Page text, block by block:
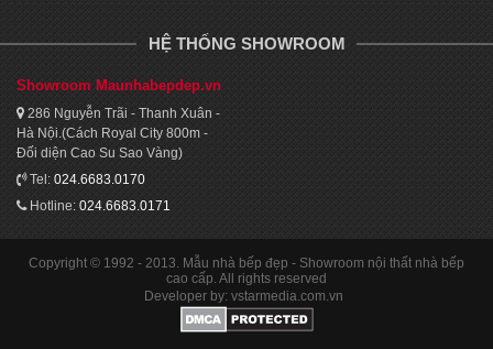
HỆ THỐNG SHOWROOM
Showroom Maunhabepdep.vn
286 Nguyễn Trãi - Thanh Xuân -
Hà Nội.(Cách Royal City 800m -
Đối diện Cao Su Sao Vàng)
Tel: 024.6683.0170
Hotline: 024.6683.0171
Copyright © 1992 - 2013. Mẫu nhà bếp đẹp - Showroom nội thất nhà bếp
cao cấp. All rights reserved
Developer by: vstarmedia.com.vn